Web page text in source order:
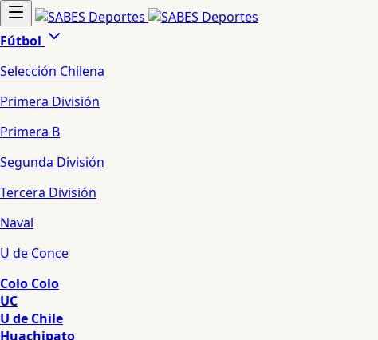
Fútbol
Selección Chilena
Primera División
Primera B
Segunda División
Tercera División
Naval
U de Conce
Colo Colo
UC
U de Chile
Huachipato